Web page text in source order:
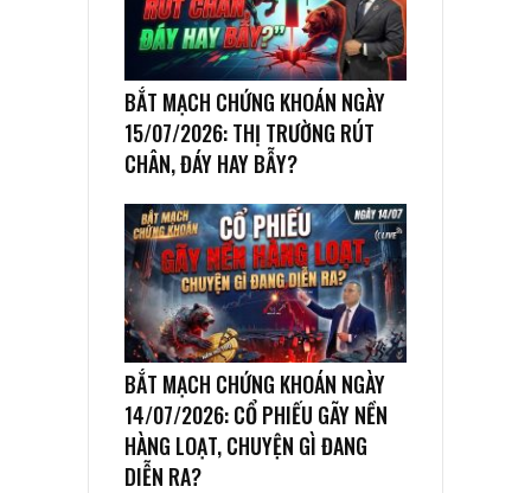
BẮT MẠCH CHỨNG KHOÁN NGÀY
15/07/2026: THỊ TRƯỜNG RÚT
CHÂN, ĐÁY HAY BẪY?
BẮT MẠCH CHỨNG KHOÁN NGÀY
14/07/2026: CỔ PHIẾU GÃY NỀN
HÀNG LOẠT, CHUYỆN GÌ ĐANG
DIỄN RA?